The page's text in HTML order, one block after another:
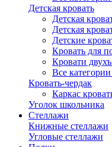
Детская кровать
Детская
Детская
Детские
Кровать для
Кровати
Все
Кровать-чердак
Каркас
Уголок школьника
Стеллажи
Книжные стеллажи
Угловые стеллажи